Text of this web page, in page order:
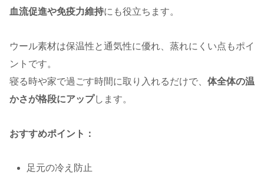
血流促進や免疫力維持にも役立ちます。
ウール素材は保温性と通気性に優れ、蒸れにくい点もポイ
ントです。
寝る時や家で過ごす時間に取り入れるだけで、 体全体の温
かさが格段にアップします。
おすすめポイント：
足元の冷え防止